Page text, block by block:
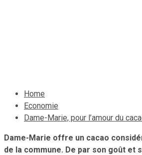
Home
Economie
Dame-Marie, pour l’amour du
Dame-Marie offre un cacao
de la commune. De par son goût et